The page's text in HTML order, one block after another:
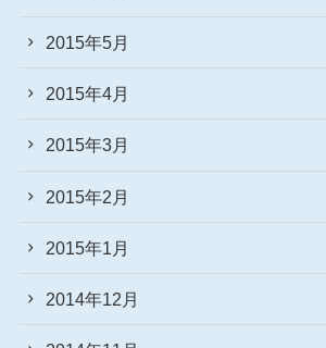
2015年5月
2015年4月
2015年3月
2015年2月
2015年1月
2014年12月